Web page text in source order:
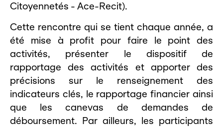
Citoyennetés - Ace-Recit).
Cette rencontre qui se tient chaque année, a
été mise à profit pour faire le point des
activités, présenter le dispositif de
rapportage des activités et apporter des
précisions sur le renseignement des
indicateurs clés, le rapportage financier ainsi
que les canevas de demandes de
déboursement. Par ailleurs, les participants